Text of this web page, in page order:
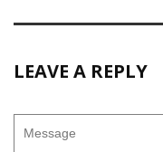
LEAVE A REPLY